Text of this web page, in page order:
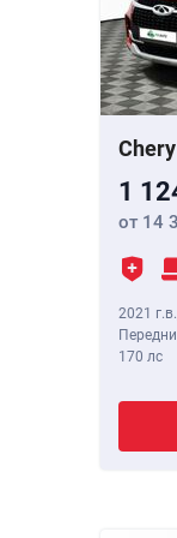
1
от 14
2021 г.в.
170 лс